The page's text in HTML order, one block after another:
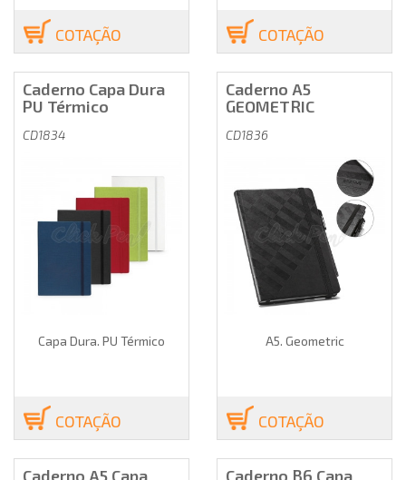
COTAÇÃO COTAÇÃO
Caderno Capa Dura
PU Térmico
CD1834
Capa Dura. PU Térmico
COTAÇÃO
Caderno A5
GEOMETRIC
CD1836
A5. Geometric
COTAÇÃO
Caderno A5 Capa Caderno B6 Capa